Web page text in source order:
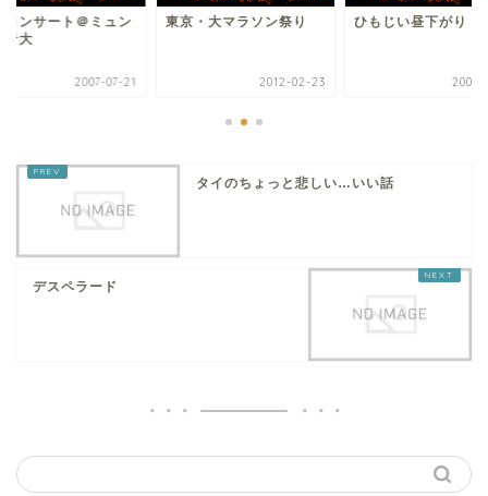
コンサート＠ミュン
音大
2007-07-21
東京・大マラソン祭り
2012-02-23
ひもじい昼下がり
2007-
タイのちょっと悲しい…いい話
デスペラード